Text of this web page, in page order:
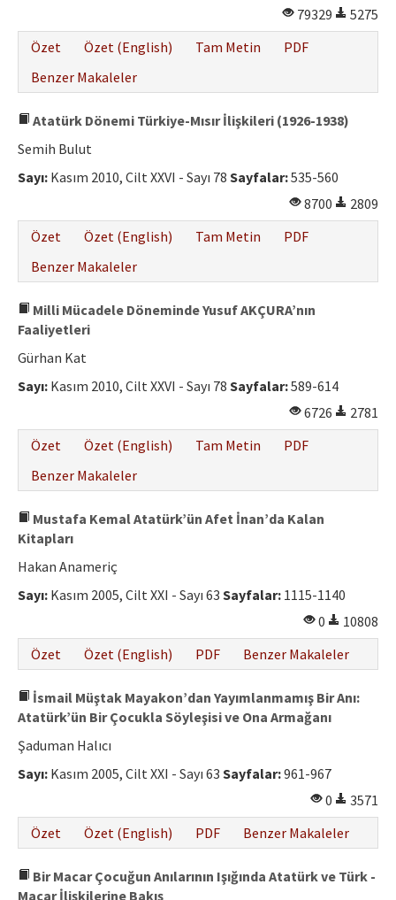
79329
5275
Özet
Özet (English) Tam Metin
PDF
Benzer Makaleler
Atatürk Dönemi Türkiye-Mısır İlişkileri (1926-1938)
Semih Bulut
Sayı: Kasım 2010, Cilt XXVI - Sayı 78 Sayfalar:535-560
8700
2809
Özet
Özet (English) Tam Metin
PDF
Benzer Makaleler
Milli Mücadele Döneminde Yusuf AKÇURA’nın
Faaliyetleri
Gürhan Kat
Sayı: Kasım 2010, Cilt XXVI - Sayı 78 Sayfalar:589-614
6726
2781
Özet
Özet (English) Tam Metin
PDF
Benzer Makaleler
Mustafa Kemal Atatürk’ün Afet İnan’da Kalan
Kitapları
Hakan Anameriç
Sayı: Kasım 2005, Cilt XXI - Sayı 63 Sayfalar: 1115-1140
0
10808
Özet
Özet (English) PDF Benzer Makaleler
İsmail Müştak Mayakon’dan Yayımlanmamış Bir Anı:
Atatürk’ün Bir Çocukla Söyleşisi ve Ona Armağanı
Şaduman Halıcı
Sayı: Kasım 2005, Cilt XXI - Sayı 63 Sayfalar:961-967
0
3571
Özet
Özet (English) PDF Benzer Makaleler
Bir Macar Çocuğun Anılarının Işığında Atatürk ve Türk -
Macar İlişkilerine Bakış